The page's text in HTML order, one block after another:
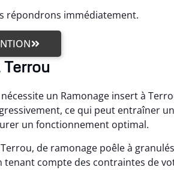
répondrons immédiatement.
un Ramonage insert à
ce qui peut entraîner
un fonctionnement optimal.
Terrou, de ramonage poêle à
compte des contraintes de